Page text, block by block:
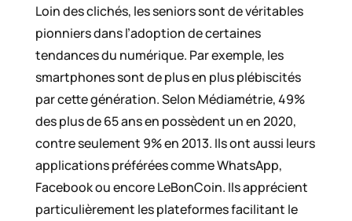
Loin des clichés, les seniors sont de véritables
pionniers dans l’adoption de certaines
tendances du numérique. Par exemple, les
smartphones sont de plus en plus plébiscités
par cette génération. Selon Médiamétrie, 49%
des plus de 65 ans en possèdent un en 2020,
contre seulement 9% en 2013. Ils ont aussi leurs
applications préférées comme WhatsApp,
Facebook ou encore LeBonCoin. Ils apprécient
particulièrement les plateformes facilitant le